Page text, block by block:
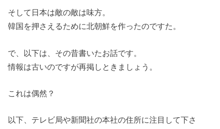
そして日本は敵の敵は味方。
韓国を押さえるために北朝鮮を作ったのですた。
で、以下は、その昔書いたお話です。
情報は古いのですが再掲しときましょう。
これは偶然？
以下、テレビ局や新聞社の本社の住所に注目して下さ